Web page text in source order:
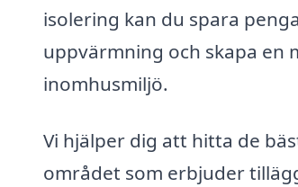
isolering kan du spara
uppvärmning och skapa en
inomhusmiljö.
Vi hjälper dig att hitta de
området som erbjuder